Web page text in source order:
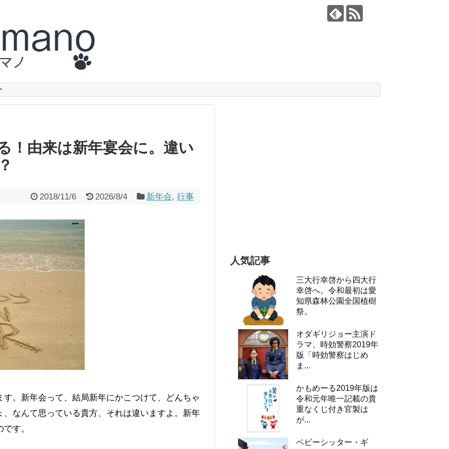
！由来は新年宴会に。違い
2018/11/6 2026/8/4 新年会,行事
。新年会って、結局新年にかこつけて、どんちゃ
なんて思っている貴方、それは違いますよ。新年
す。
人気記事
三大行幸啓から四大行
幸啓へ。令和最初は愛
知県森林公園全国植樹
祭。
オダギリジョー主演ド
ラマ、時効警察2019年
版「時効警察はじめ
ま...
かもめーる2019年版は
令和元年唯一記載の貴
重なくじ付き官製は
が...
ベビーシッター・ギ